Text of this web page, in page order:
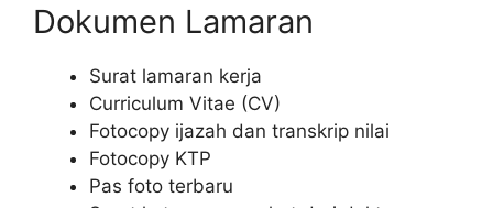
Dokumen Lamaran
Surat lamaran kerja
Curriculum Vitae (CV)
Fotocopy ijazah dan transkrip nilai
Fotocopy KTP
Pas foto terbaru